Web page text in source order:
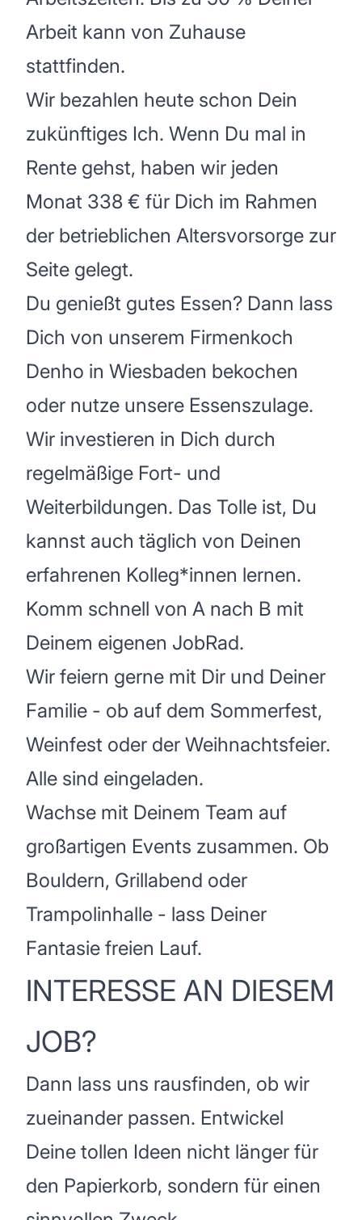
Arbeit kann von Zuhause
stattfinden.
Wir bezahlen heute schon Dein
zukünftiges Ich. Wenn Du mal in
Rente gehst, haben wir jeden
Monat 338 € für Dich im Rahmen
der betrieblichen Altersvorsorge zur
Seite gelegt.
Du genießt gutes Essen? Dann lass
Dich von unserem Firmenkoch
Denho in Wiesbaden bekochen
oder nutze unsere Essenszulage.
Wir investieren in Dich durch
regelmäßige Fort- und
Weiterbildungen. Das Tolle ist, Du
kannst auch täglich von Deinen
erfahrenen Kolleg*innen lernen.
Komm schnell von A nach B mit
Deinem eigenen JobRad.
Wir feiern gerne mit Dir und Deiner
Familie - ob auf dem Sommerfest,
Weinfest oder der Weihnachtsfeier.
Alle sind eingeladen.
Wachse mit Deinem Team auf
großartigen Events zusammen. Ob
Bouldern, Grillabend oder
Trampolinhalle - lass Deiner
Fantasie freien Lauf.
INTERESSE AN DIESEM
JOB?
Dann lass uns rausfinden, ob wir
zueinander passen. Entwickel
Deine tollen Ideen nicht länger für
den Papierkorb, sondern für einen